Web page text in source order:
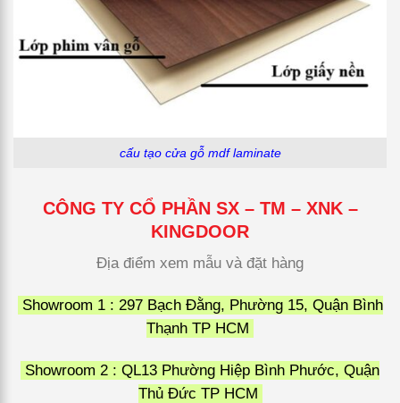
cấu tạo cửa gỗ mdf laminate
CÔNG TY CỔ PHẦN SX – TM – XNK –
KINGDOOR
Địa điểm xem mẫu và đặt hàng
Showroom 1 : 297 Bạch Đằng, Phường 15, Quận Bình
Thạnh TP HCM
Showroom 2 : QL13 Phường Hiệp Bình Phước, Quận
Thủ Đức TP HCM